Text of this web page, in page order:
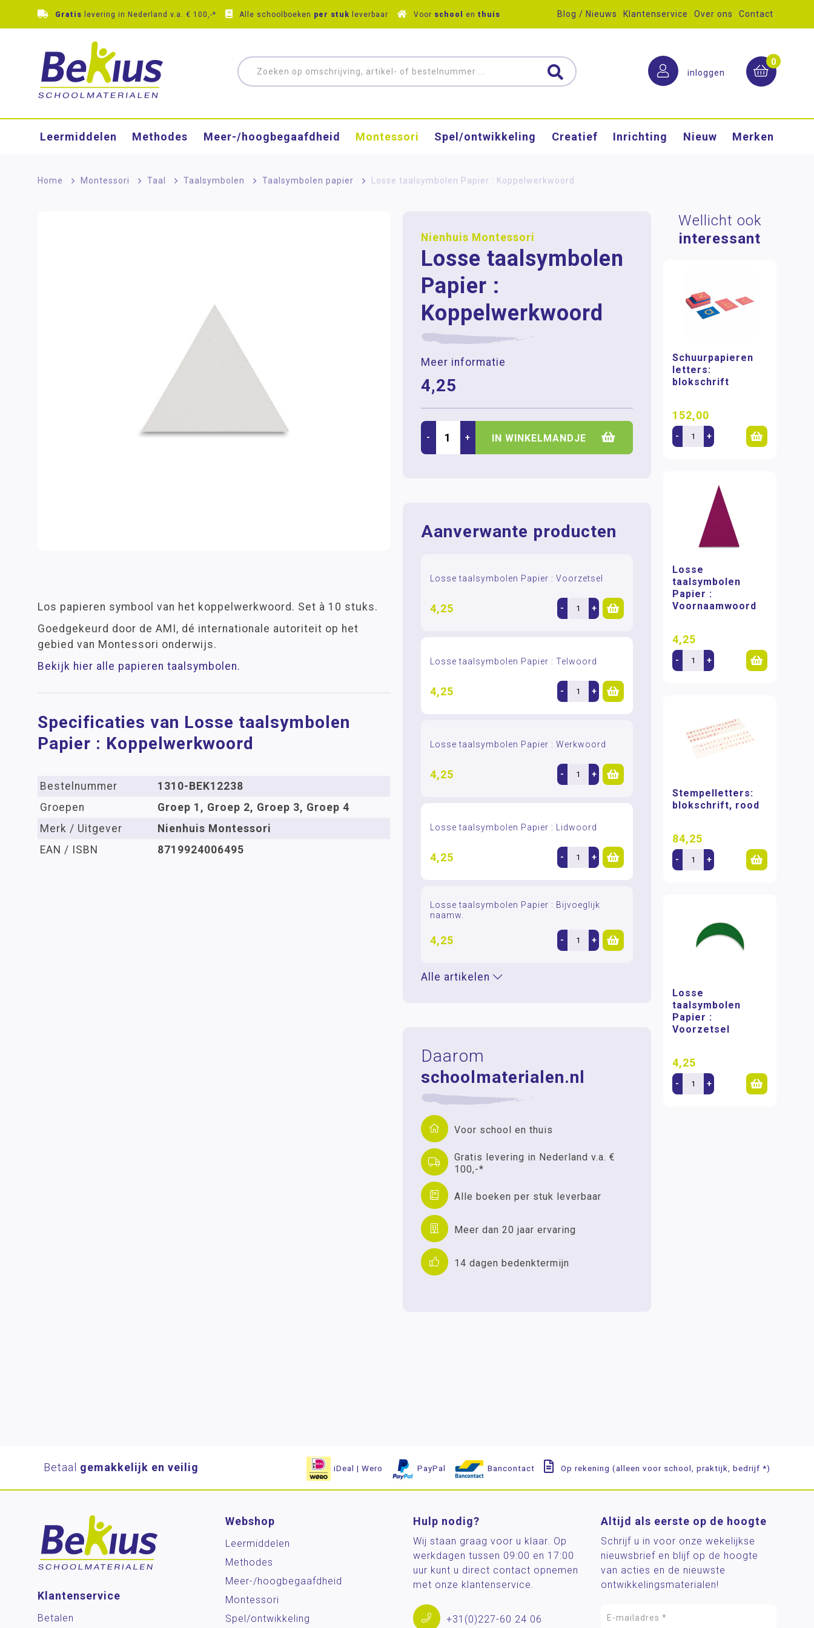
Gratis levering in Nederland v.a. € 100,-* Alle schoolboeken per stuk leverbaar Voor school en thuis Blog / Nieuws Klantenservice Over ons Contact
inloggen
0
Leermiddelen Methodes Meer-/hoog­begaafdheid Montessori Spel/ontwikkeling Creatief Inrichting Nieuw Merken
Home > Montessori > Taal > Taalsymbolen > Taalsymbolen papier > Losse taalsymbolen Papier : Koppelwerkwoord
Nienhuis Montessori
Losse taalsymbolen
Papier :
Koppelwerkwoord
Meer informatie
4,25
- + IN WINKELMANDJE
Aanverwante producten
Losse taalsymbolen Papier : Voorzetsel
4,25 - +
Losse taalsymbolen Papier : Telwoord
4,25 - +
Losse taalsymbolen Papier : Werkwoord
4,25 - +
Losse taalsymbolen Papier : Lidwoord
4,25 - +
Losse taalsymbolen Papier : Bijvoeglijk
naamw.
4,25 - +
Alle artikelen
Daarom
schoolmaterialen.nl
Voor school en thuis
Gratis levering in Nederland v.a. €
100,-*
Alle boeken per stuk leverbaar
Meer dan 20 jaar ervaring
14 dagen bedenktermijn
Los papieren symbool van het koppelwerkwoord. Set à 10 stuks.
Goedgekeurd door de AMI, dé internationale autoriteit op het
gebied van Montessori onderwijs.
Bekijk hier alle papieren taalsymbolen.
Specificaties van Losse taalsymbolen
Papier : Koppelwerkwoord
Bestelnummer
1310-BEK12238
Groepen
Groep 1, Groep 2, Groep 3, Groep 4
Merk / Uitgever
Nienhuis Montessori
EAN / ISBN
8719924006495
Wellicht ook
interessant
Schuurpapieren
letters:
blokschrift
152,00
- +
Losse
taalsymbolen
Papier :
Voornaamwoord
4,25
- +
Stempelletters:
blokschrift, rood
84,25
- +
Losse
taalsymbolen
Papier :
Voorzetsel
4,25
- +
Betaal gemakkelijk en veilig iDeal | Wero PayPal Bancontact Op rekening (alleen voor school, praktijk, bedrijf *)
Klantenservice
Betalen
Webshop
Leermiddelen
Methodes
Meer-/hoog­begaafdheid
Montessori
Spel/ontwikkeling
Hulp nodig?
Wij staan graag voor u klaar. Op
werkdagen tussen 09:00 en 17:00
uur kunt u direct contact opnemen
met onze klantenservice.
+31(0)227-60 24 06
Altijd als eerste op de hoogte
Schrijf u in voor onze wekelijkse
nieuwsbrief en blijf op de hoogte
van acties en de nieuwste
ontwikkelingsmaterialen!